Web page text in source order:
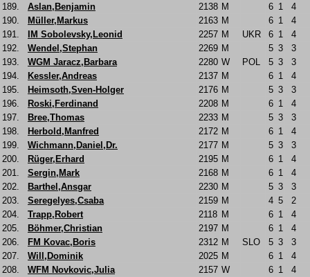
189.
Aslan,Benjamin 2138 M 6 1
4
190.
Müller,Markus 2163 M 6 1
4
191.
IM Sobolevsky,Leonid 2257 M UKR 6 1
4
192.
Wendel,Stephan 2269 M 5 3
3
193.
WGM Jaracz,Barbara 2280 W POL 5 3
3
194.
Kessler,Andreas 2137 M 6 1
4
195.
Heimsoth,Sven-Holger 2176 M 5 3
3
196.
Roski,Ferdinand 2208 M 6 1
4
197.
Bree,Thomas 2233 M 5 3
3
198.
Herbold,Manfred 2172 M 6 1
4
199.
Wichmann,Daniel,Dr. 2177 M 5 3
3
200.
Rüger,Erhard 2195 M 6 1
4
201.
Sergin,Mark 2168 M 6 1
4
202.
Barthel,Ansgar 2230 M 5 3
3
203.
Seregelyes,Csaba 2159 M 4 5
2
204.
Trapp,Robert 2118 M 6 1
4
205.
Böhmer,Christian 2197 M 6 1
4
206.
FM Kovac,Boris 2312 M SLO 5 3
3
207.
Will,Dominik 2025 M 6 1
4
208.
WFM Novkovic,Julia 2157 W 6 1
4